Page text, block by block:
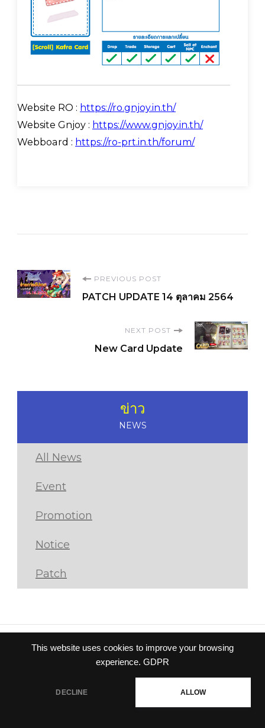
This website uses cookies to improve your browsing
experience. GDPR
DECLINE ALLOW
Website RO : https://ro.gnjoy.in.th/
Website Gnjoy : https://www.gnjoy.in.th/
Webboard : https://ro-prt.in.th/forum/
Post
PREVIOUS POST
PATCH UPDATE 14 ตุลาคม 2564
NEXT POST
New Card Update
ข่าว
NEWS
All News
Event
Promotion
Notice
Patch
Privacy policy |Terms of
© Gravity Co.,Ltd. & Lee